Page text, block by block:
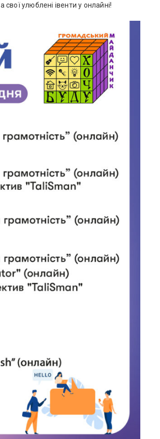
свої улюблені івенти у онлайні!